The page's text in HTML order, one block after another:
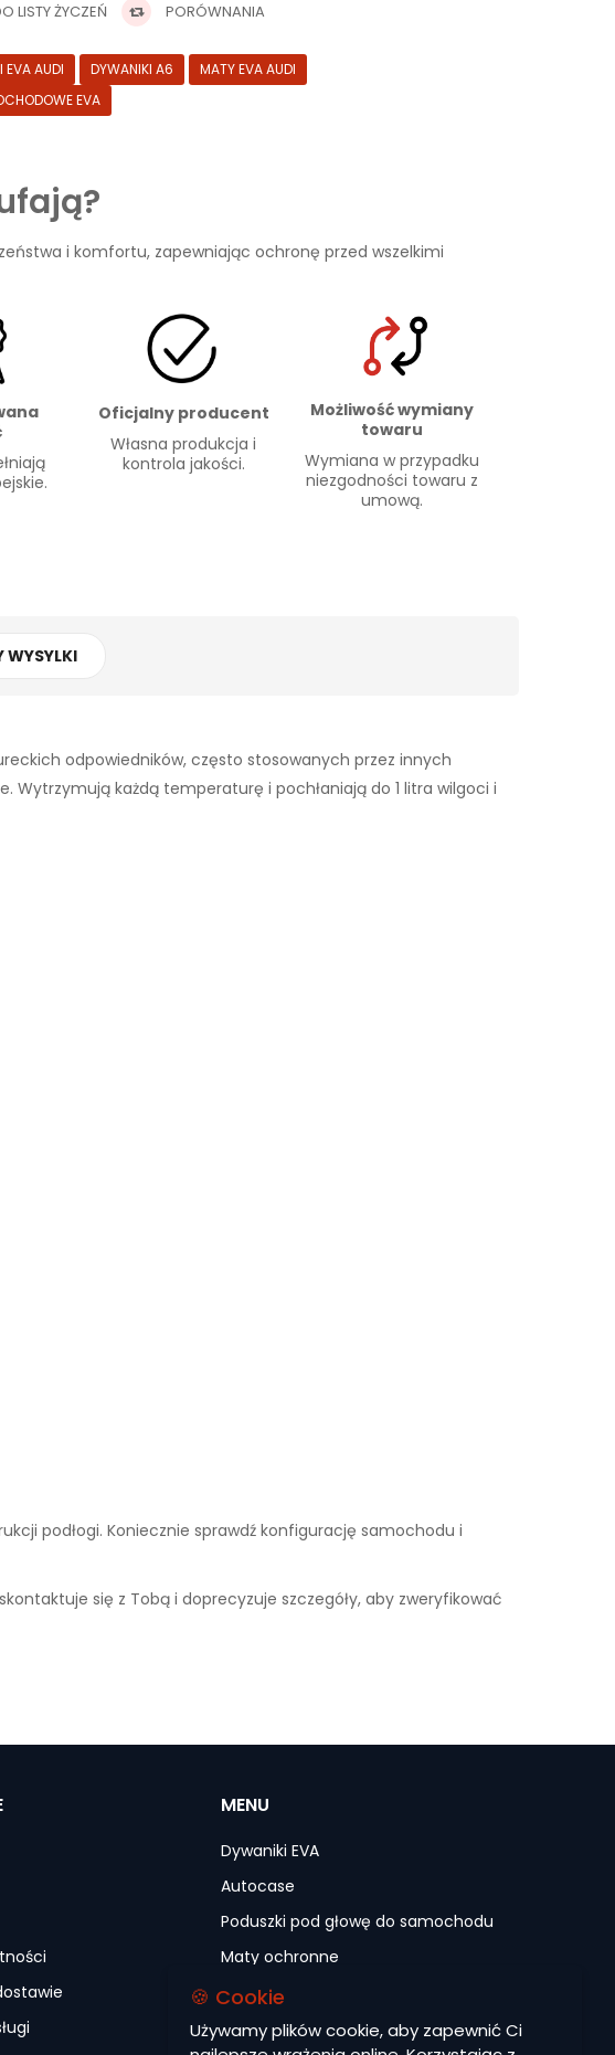
LISTY ŻYCZEŃ PORÓWNANIA
EVA AUDI DYWANIKI A6
MATY EVA AUDI
EVA
i komfortu, zapewniając ochronę przed wszelkimi
Oficjalny producent
Własna produkcja i
kontrola jakości.
Możliwość wymiany
towaru
Wymiana w przypadku
niezgodności towaru z
umową.
WYSYLKI
odpowiedników, często stosowanych przez innych
Wytrzymują każdą temperaturę i pochłaniają do 1 litra wilgoci i
podłogi. Koniecznie sprawdź konfigurację samochodu i
się z Tobą i doprecyzuje szczegóły, aby zweryfikować
MENU
Dywaniki EVA
Autocase
Poduszki pod głowę do samochodu
Maty ochronne
Pokrowce na siedzenia do samochodu
Akcesoria
🍪 Cookie
Używamy plików cookie, aby zapewnić Ci